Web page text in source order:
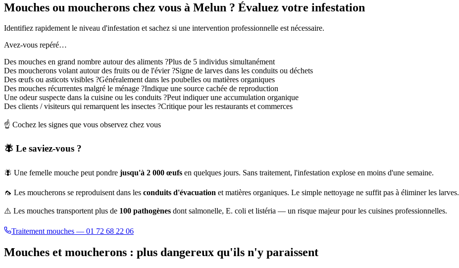
Mouches ou moucherons chez vous à Melun ? Évaluez votre infestation
Identifiez rapidement le niveau d'infestation et sachez si une intervention professionnelle est nécessaire.
Avez-vous repéré…
Des mouches en grand nombre autour des aliments ?Plus de 5 individus simultanément
Des moucherons volant autour des fruits ou de l'évier ?Signe de larves dans les conduits ou déchets
Des œufs ou asticots visibles ?Généralement dans les poubelles ou matières organiques
Des mouches récurrentes malgré le ménage ?Indique une source cachée de reproduction
Une odeur suspecte dans la cuisine ou les conduits ?Peut indiquer une accumulation organique
Des clients / visiteurs qui remarquent les insectes ?Critique pour les restaurants et commerces
☝️ Cochez les signes que vous observez chez vous
🪰 Le saviez-vous ?
🪰 Une femelle mouche peut pondre jusqu'à 2 000 œufs en quelques jours. Sans traitement, l'infestation explose en moins d'une semaine.
🦟 Les moucherons se reproduisent dans les conduits d'évacuation et matières organiques. Le simple nettoyage ne suffit pas à éliminer les larves.
⚠️ Les mouches transportent plus de 100 pathogènes dont salmonelle, E. coli et listéria — un risque majeur pour les cuisines professionnelles.
Traitement mouches — 01 72 68 22 06
Mouches et moucherons : plus dangereux qu'ils n'y paraissent